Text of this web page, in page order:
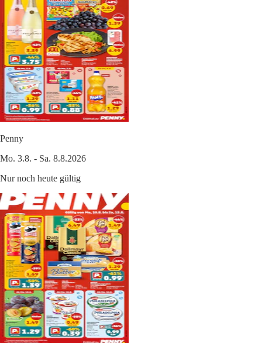
Penny
Mo. 3.8. - Sa. 8.8.2026
Nur noch heute gültig